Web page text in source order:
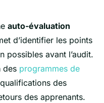
auto-évaluation
d’identifier les points
possibles avant l’audit.
des programmes de
des
des apprenants.